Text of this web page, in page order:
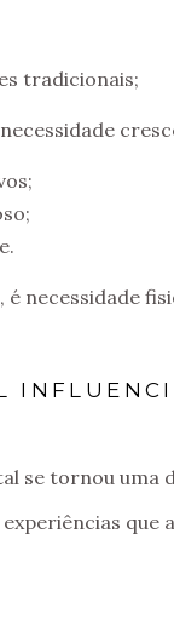
tradicionais;
necessidade
se tornou uma
que